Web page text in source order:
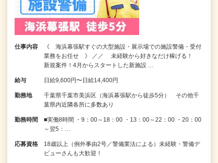
仕事内容
《 海浜幕張駅すぐの大型施設・展示場での施設警備・受付
業務をお任せ 》 ／／ 未経験から好きなだけ稼げる！
新規案件！4月からスタートした新施設 …
給与 日給9,600円〜日給14,400円
勤務地
千葉県千葉市美浜区（海浜幕張駅から徒歩5分） その他千
葉県内近隣各所に多数あり
勤務時間
■実働8時間 ・9：00～18：00 ・13：00～22：00 ・20：00
～翌5：…
応募資格
18歳以上（例外事由2号／警備業法による）未経験・警備デ
ビューさんも大歓迎！